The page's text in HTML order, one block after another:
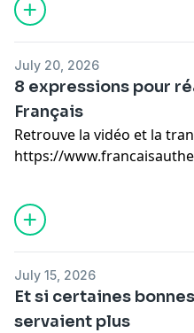
July 20, 2026
8 expressions pour
Français
Retrouve la vidéo et la
https://
July 15, 2026
Et si certaines
servaient plus